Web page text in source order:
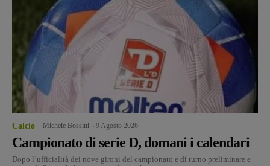
Calcio Michele Bossini 9 Agosto 2026
Campionato di serie D, domani i calendari
Dopo l’ufficialità dei nove gironi del campionato e di turno preliminare e